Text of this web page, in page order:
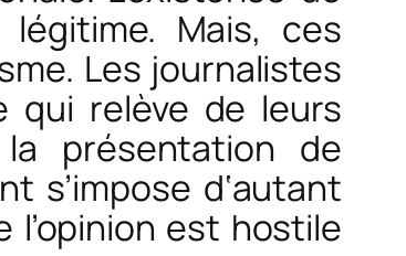
Mais, ces
Les journalistes
relève de leurs
présentation de
s’impose d‘autant
est hostile